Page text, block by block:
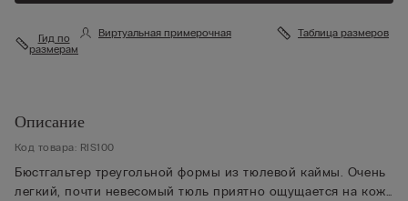
Гид по
размерам
Виртуальная примерочная Таблица размеров
Описание
Код товара: RIS100
Бюстгальтер треугольной формы из тюлевой каймы. Очень
легкий, почти невесомый тюль приятно ощущается на коже